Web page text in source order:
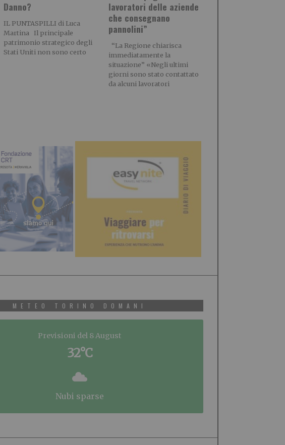
Danno?
IL PUNTASPILLI di Luca
Martina Il principale
patrimonio strategico degli
Stati Uniti non sono certo
lavoratori delle aziende
che consegnano
pannolini”
“La Regione chiarisca
immediatamente la
situazione” «Negli ultimi
giorni sono stato contattato
da alcuni lavoratori
METEO TORINO DOMANI
Previsioni del 8 August
32°C
nubi sparse